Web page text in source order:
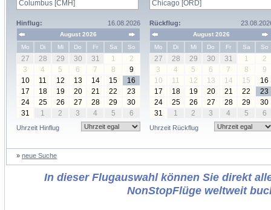
Hinflug: 16.08.2026
August 2026
Mo
Di Mi Do Fr Sa So
27 28 29 30 31 1
2
3
4 5 6 7 8
9
10
11 12 13 14 15
16
17
18 19 20 21 22
23
24
25 26 27 28 29
30
31
1 2 3 4 5 6
Uhrzeit Hinflug
Rückflug:
August 2026
Mo
Di Mi Do Fr Sa So
27 28 29 30 31 1
2
3
4 5 6 7 8
9
10
11 12 13 14 15
16
17
18 19 20 21 22
23
24
25 26 27 28 29
30
31
1 2 3 4 5 6
Uhrzeit Rückflug
» neue Suche
In dieser Flugauswahl können Sie direkt
NonStopFlüge weltweit